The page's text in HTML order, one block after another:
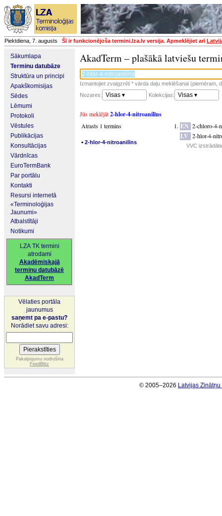
Piektdiena, 7. augusts Šī ir funkcionējoša termini.lza.lv versija. Apmeklējiet arī
Sākumlapa
Terminu datubāze
Struktūra un principi
Apakškomisijas
Sēdes
Lēmumi
Protokoli
Vēstules
Publikācijas
Konsultācijas
Vārdnīcas
EuroTermBank
Par portālu
Kontakti
Resursi internetā
«Terminoloģijas
Jaunumi»
Atbalstītāji
Notikumi
LZA TK termini
atrodami
Akadēmiskajā
terminu datubāzē
AkadTerm
Vēlaties portāla
jaunumus
saņemt pa e-pastu?
Norādiet savu adresi:
Pakalpojumu nodrošina
FeedBlitz
AkadTerm – plašākā latviešu
Izmantojiet zvaigznīti * vārda daļu meklēšanai (piemēram,
Nozares:
Visas ▾ Kolekcijas: Visas ▾
Jūs meklējāt2-hlor-4-nitroanilīns
Atrasts 1 termins
▪ 2-hlor-4-nitroanilīns
EN 2-chloro-4-
LV 2-hlor-4-
VVC
© 2005–2026 Latvijas